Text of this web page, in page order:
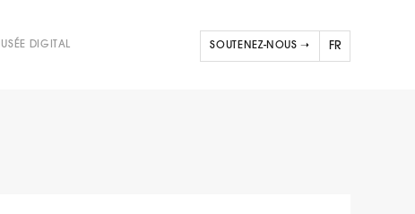
DIGITAL SOUTENEZ-NOUS ➝ FR